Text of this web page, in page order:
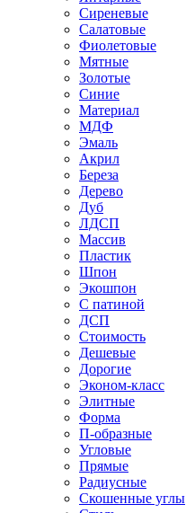
Сиреневые
Салатовые
Фиолетовые
Мятные
Золотые
Синие
Материал
МДФ
Эмаль
Акрил
Береза
Дерево
Дуб
ЛДСП
Массив
Пластик
Шпон
Экошпон
С патиной
ДСП
Стоимость
Дешевые
Дорогие
Эконом-класс
Элитные
Форма
П-образные
Угловые
Прямые
Радиусные
Скошенные углы